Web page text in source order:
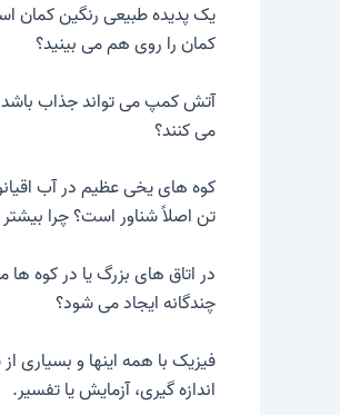
یک پدیده طبیعی رنگین کمان
کمان را روی هم می بینید؟
آتش کمپ می تواند جذاب
می کنند؟
تن اصلاً شناور است؟ چرا
در اتاق های بزرگ یا در کوه
چندگانه ایجاد می شود؟
فیزیک با همه اینها و بسیاری
اندازه گیری، آزمایش یا تفسیر.